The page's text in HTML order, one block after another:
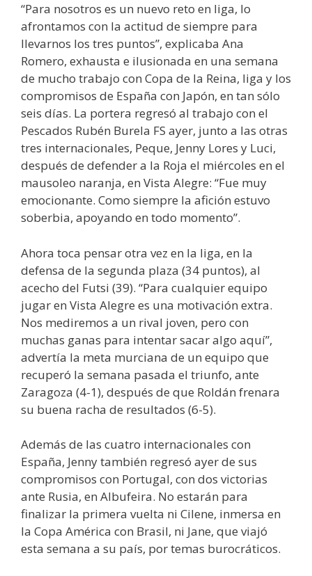
“Para nosotros es un nuevo reto en liga, lo
afrontamos con la actitud de siempre para
llevarnos los tres puntos”, explicaba Ana
Romero, exhausta e ilusionada en una semana
de mucho trabajo con Copa de la Reina, liga y los
compromisos de España con Japón, en tan sólo
seis días. La portera regresó al trabajo con el
Pescados Rubén Burela FS ayer, junto a las otras
tres internacionales, Peque, Jenny Lores y Luci,
después de defender a la Roja el miércoles en el
mausoleo naranja, en Vista Alegre: “Fue muy
emocionante. Como siempre la afición estuvo
soberbia, apoyando en todo momento”.
Ahora toca pensar otra vez en la liga, en la
defensa de la segunda plaza (34 puntos), al
acecho del Futsi (39). “Para cualquier equipo
jugar en Vista Alegre es una motivación extra.
Nos mediremos a un rival joven, pero con
muchas ganas para intentar sacar algo aquí”,
advertía la meta murciana de un equipo que
recuperó la semana pasada el triunfo, ante
Zaragoza (4-1), después de que Roldán frenara
su buena racha de resultados (6-5).
Además de las cuatro internacionales con
España, Jenny también regresó ayer de sus
compromisos con Portugal, con dos victorias
ante Rusia, en Albufeira. No estarán para
finalizar la primera vuelta ni Cilene, inmersa en
la Copa América con Brasil, ni Jane, que viajó
esta semana a su país, por temas burocráticos.